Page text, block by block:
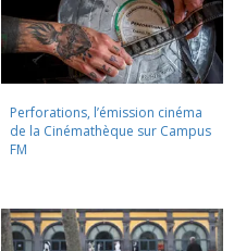
Perforations, l’émission cinéma
de la Cinémathèque sur Campus
FM